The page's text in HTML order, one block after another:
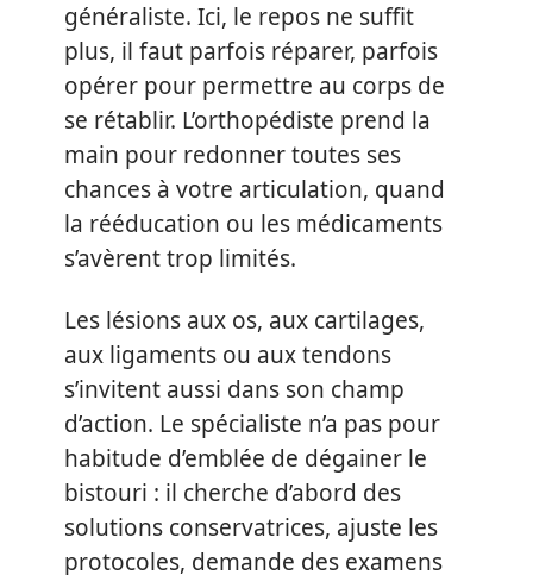
généraliste. Ici, le repos ne suffit
plus, il faut parfois réparer, parfois
opérer pour permettre au corps de
se rétablir. L’orthopédiste prend la
main pour redonner toutes ses
chances à votre articulation, quand
la rééducation ou les médicaments
s’avèrent trop limités.
Les lésions aux os, aux cartilages,
aux ligaments ou aux tendons
s’invitent aussi dans son champ
d’action. Le spécialiste n’a pas pour
habitude d’emblée de dégainer le
bistouri : il cherche d’abord des
solutions conservatrices, ajuste les
protocoles, demande des examens